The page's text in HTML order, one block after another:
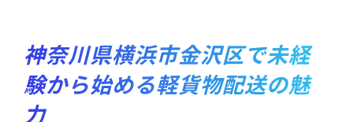
神奈川県横浜市金沢区で未経
験から始める軽貨物配送の魅
力